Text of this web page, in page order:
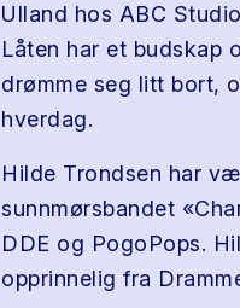
Ulland hos ABC
Låten har et budskap
drømme seg litt bort,
hverdag.
Hilde Trondsen har
sunnmørsbandet
DDE og PogoPops.
opprinnelig fra